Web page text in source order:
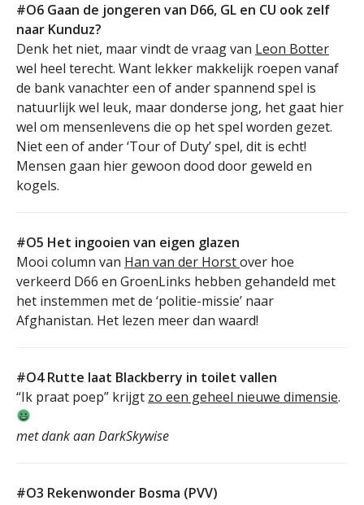
#O6 Gaan de jongeren van D66, GL en CU ook zelf
naar Kunduz?
Denk het niet, maar vindt de vraag van Leon Botter
wel heel terecht. Want lekker makkelijk roepen vanaf
de bank vanachter een of ander spannend spel is
natuurlijk wel leuk, maar donderse jong, het gaat hier
wel om mensenlevens die op het spel worden gezet.
Niet een of ander ‘Tour of Duty’ spel, dit is echt!
Mensen gaan hier gewoon dood door geweld en
kogels.
#O5 Het ingooien van eigen glazen
Mooi column van Han van der Horstover hoe
verkeerd D66 en GroenLinks hebben gehandeld met
het instemmen met de ‘politie-missie’ naar
Afghanistan. Het lezen meer dan waard!
#O4 Rutte laat Blackberry in toilet vallen
“Ik praat poep” krijgt zo een geheel nieuwe dimensie.
met dank aan DarkSkywise
#O3 Rekenwonder Bosma (PVV)